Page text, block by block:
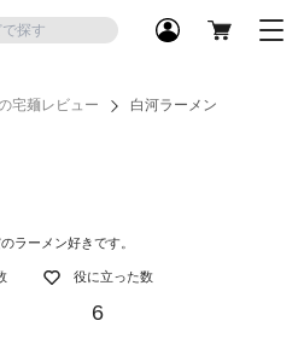
宅麺レビュー 白河ラーメン
ラーメン好きです。
役に立った数
6